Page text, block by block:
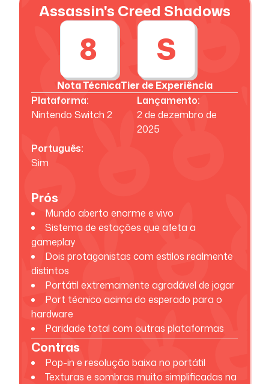
Assassin's Creed Shadows
8
Nota Técnica
S
Tier de Experiência
Plataforma:
Nintendo Switch 2
Lançamento:
2 de dezembro de
2025
Português:
Sim
Prós
Mundo aberto enorme e vivo
Sistema de estações que afeta a
gameplay
Dois protagonistas com estilos realmente
distintos
Portátil extremamente agradável de jogar
Port técnico acima do esperado para o
hardware
Paridade total com outras plataformas
Contras
Pop-in e resolução baixa no portátil
Texturas e sombras muito simplificadas na